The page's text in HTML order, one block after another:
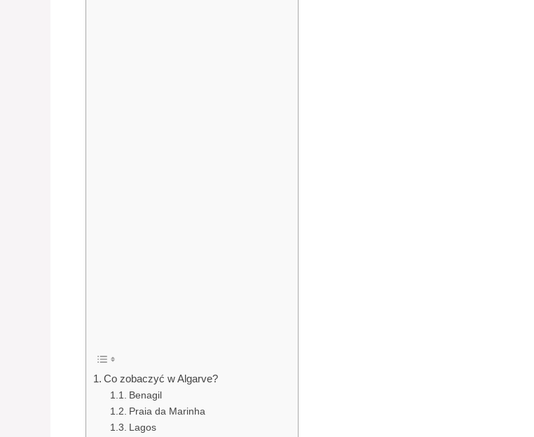
Co zobaczyć w Algarve?
Benagil
Praia da Marinha
Lagos